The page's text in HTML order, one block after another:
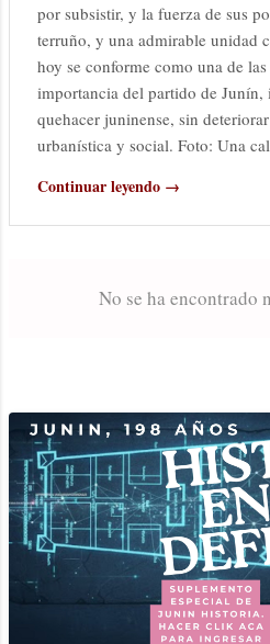
por subsistir, y la fuerza de sus
terruño, y una admirable unidad
hoy se conforme como una de
importancia del partido de Junín,
quehacer juninense, sin
urbanística y social. Foto: Una
Continuar leyendo →
No se ha encontrado